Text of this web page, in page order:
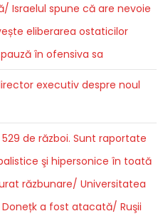
Israelul spune că are nevoie
eliberarea ostaticilor
în ofensiva sa
executiv despre noul
529 de război. Sunt raportate
şi hipersonice în toată
răzbunare/ Universitatea
a fost atacată/ Ruşii